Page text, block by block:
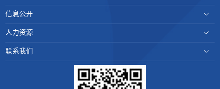
信息公开
人力资源
联系我们